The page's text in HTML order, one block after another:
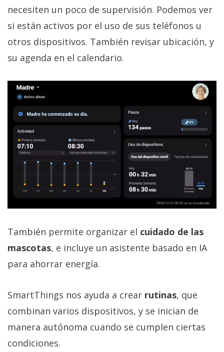
necesiten un poco de supervisión. Podemos ver
si están activos por el uso de sus teléfonos u
otros dispositivos. También revisar ubicación, y
su agenda en el calendario.
También permite organizar el cuidado de las
mascotas, e incluye un asistente basado en IA
para ahorrar energía.
SmartThings nos ayuda a crear rutinas, que
combinan varios dispositivos, y se inician de
manera autónoma cuando se cumplen ciertas
condiciones.